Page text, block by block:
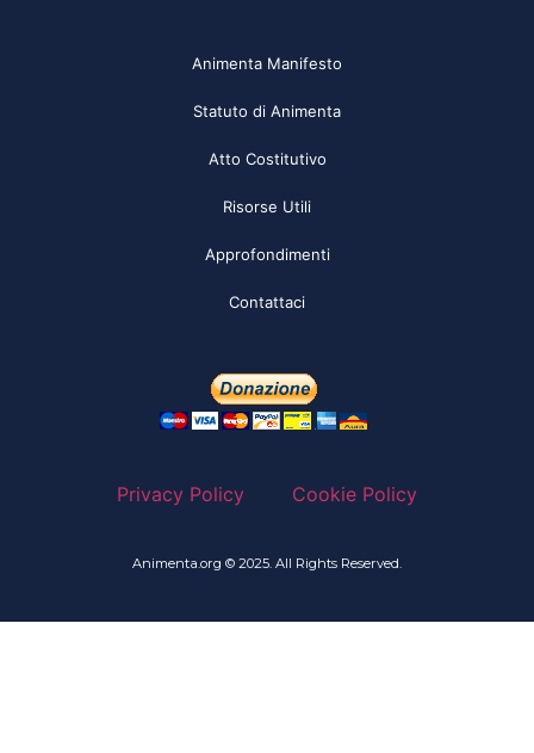
Animenta Manifesto
Statuto di Animenta
Atto Costitutivo
Risorse Utili
Approfondimenti
Contattaci
Privacy Policy Cookie Policy
Animenta.org © 2025. All Rights Reserved.